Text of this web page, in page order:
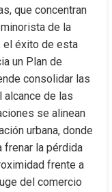
que concentran
de la
el éxito de esta
un Plan de
consolidar las
alcance de las
se alinean
urbana, donde
frenar la pérdida
frente a
del comercio